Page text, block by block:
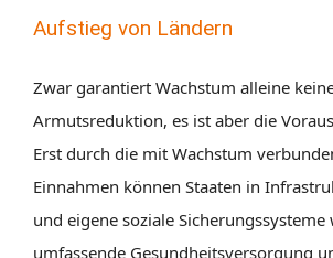
Aufstieg von Ländern
Zwar garantiert Wachstum alleine
Armutsreduktion, es ist aber die
Erst durch die mit Wachstum
Einnahmen können Staaten in
und eigene soziale Sicherungssysteme
umfassende Gesundheitsversorgung